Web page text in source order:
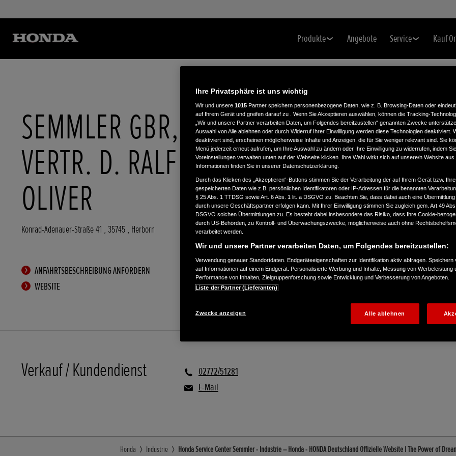
Produkte Angebote Service Kauf
SEMMLER GBR,
VERTR. D. RALF U.
OLIVER
Konrad-Adenauer-Straße 41 , 35745 , Herborn
ANFAHRTSBESCHREIBUNG ANFORDERN
WEBSITE
Verkauf / Kundendienst
02772/51281
E-Mail
Honda Industrie Honda Service Center Semmler - Industrie – Honda - HONDA Deutschland Offizielle Website | The Power of
Ihre Privatsphäre ist uns wichtig
Wir und unsere 1015 Partner speichern personenbezogene Daten, wie z. B. Browsing-Daten oder
auf Ihrem Gerät und greifen darauf zu . Wenn Sie Akzeptieren auswählen, können die Tracking-
„Wir und unsere Partner verarbeiten Daten, um Folgendes bereitzustellen“ genannten Zwecke
Auswahl von Alle ablehnen oder durch Widerruf Ihrer Einwilligung werden diese Technologien deaktiviert.
deaktiviert sind, erscheinen möglicherweise Inhalte und Anzeigen, die für Sie weniger relevant sind. Sie
Menü jederzeit erneut aufrufen, um Ihre Auswahl zu ändern oder Ihre Einwilligung zu widerrufen, indem
Voreinstellungen verwalten unten auf der Webseite klicken. Ihre Wahl wirkt sich auf unsere/n Website
Informationen finden Sie in unserer Datenschutzerklärung.
Durch das Klicken des „Akzeptieren“-Buttons stimmen Sie der Verarbeitung der auf Ihrem Gerät bzw.
gespeicherten Daten wie z.B. persönlichen Identifikatoren oder IP-Adressen für die benannten
§ 25 Abs. 1 TTDSG sowie Art. 6 Abs. 1 lit. a DSGVO zu. Beachten Sie, dass dabei auch eine Übermittlung
durch unsere Geschäftspartner erfolgen kann. Mit Ihrer Einwilligung stimmen Sie zugleich gem. Art.49
DSGVO solchen Übermittlungen zu. Es besteht dabei insbesondere das Risiko, dass Ihre Cookie-
durch US-Behörden, zu Kontroll- und Überwachungszwecke, möglicherweise auch ohne
verarbeitet werden.
Wir und unsere Partner verarbeiten Daten, um Folgendes bereitzustellen:
Verwendung genauer Standortdaten. Endgeräteeigenschaften zur Identifikation aktiv abfragen. Speichern
auf Informationen auf einem Endgerät. Personalisierte Werbung und Inhalte, Messung von Werbeleistung
Performance von Inhalten, Zielgruppenforschung sowie Entwicklung und Verbesserung von Angeboten.
Liste der Partner (Lieferanten)
Zwecke anzeigen Alle ablehnen